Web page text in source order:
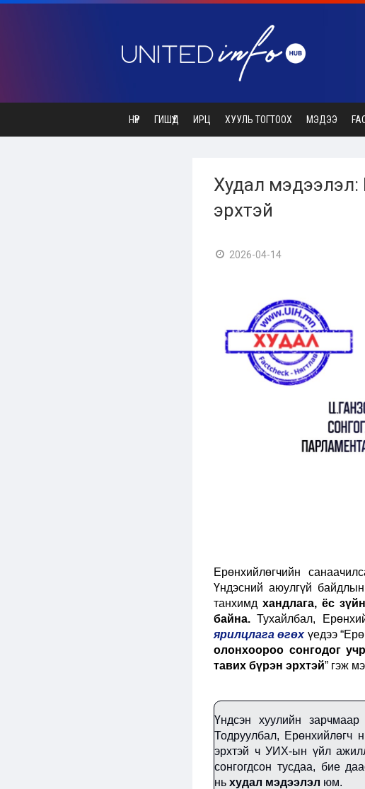
НҮҮР ГИШҮҮД ИРЦ ХУУЛЬ ТОГТООХ МЭДЭЭ
Худал мэдээлэл:
эрхтэй
2026-04-14
Ерөнхийлөгчийн
Үндэсний аюулгүй
танхимдхандлага, ёс
байна. Тухайлбал,
ярилцлага өгөхүедээ
олонхоороо сонгодог
тавих бүрэн эрхтэй” гэж
Үндсэн хуулийн
Тодруулбал, Ерөнхийлөгч
эрхтэй ч УИХ-ын үйл
сонгогдсон тусдаа, бие
нь худал мэдээлэл юм.